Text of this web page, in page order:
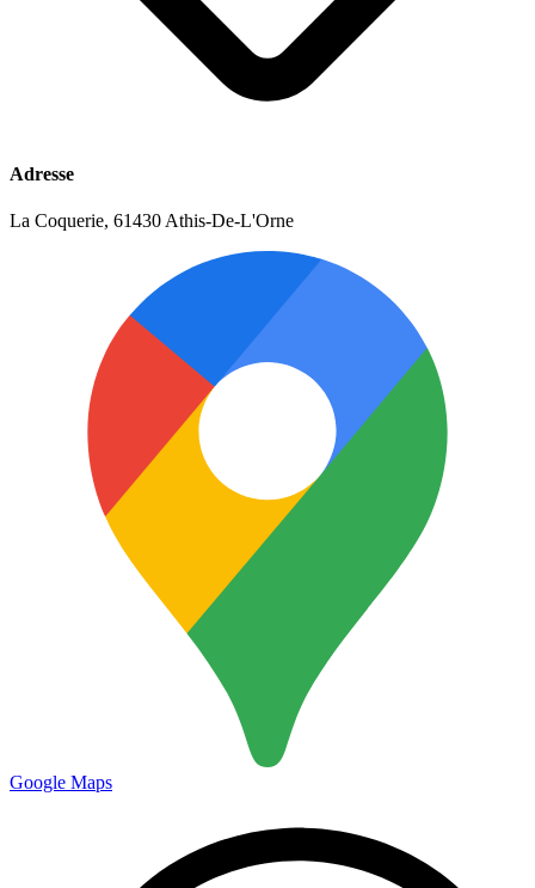
Adresse
La Coquerie, 61430 Athis-De-L'Orne
Google Maps